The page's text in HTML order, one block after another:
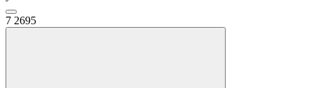
7 2695